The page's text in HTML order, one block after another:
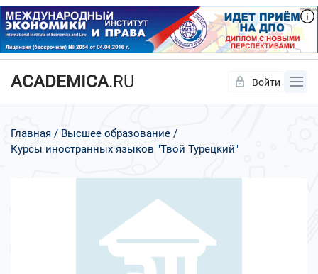
ACADEMICA.RU Войти
Главная
Высшее образование
Курсы иностранных языков "Твой Турецкий"
Да Нет